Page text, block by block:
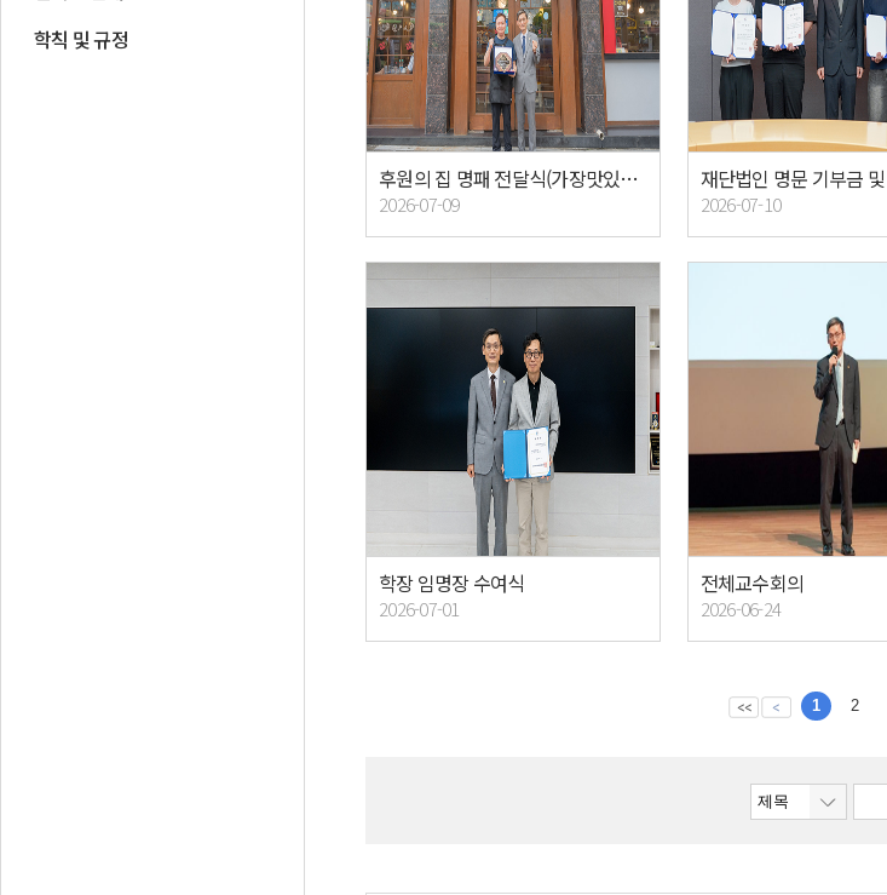
학칙 및 규정
후원의 집 명패 전달식(가장맛있는족발)
2026-07-09 2026-07-10
학장 임명장 수여식
2026-07-01
전체교수회의
2026-06-24
1 2